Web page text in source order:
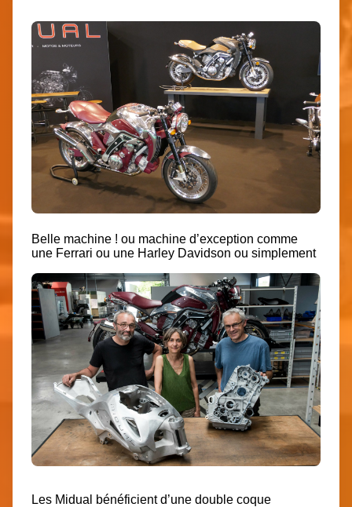
Belle machine ! ou machine d’exception comme
une Ferrari ou une Harley Davidson ou simplement
Les Midual bénéficient d’une double coque